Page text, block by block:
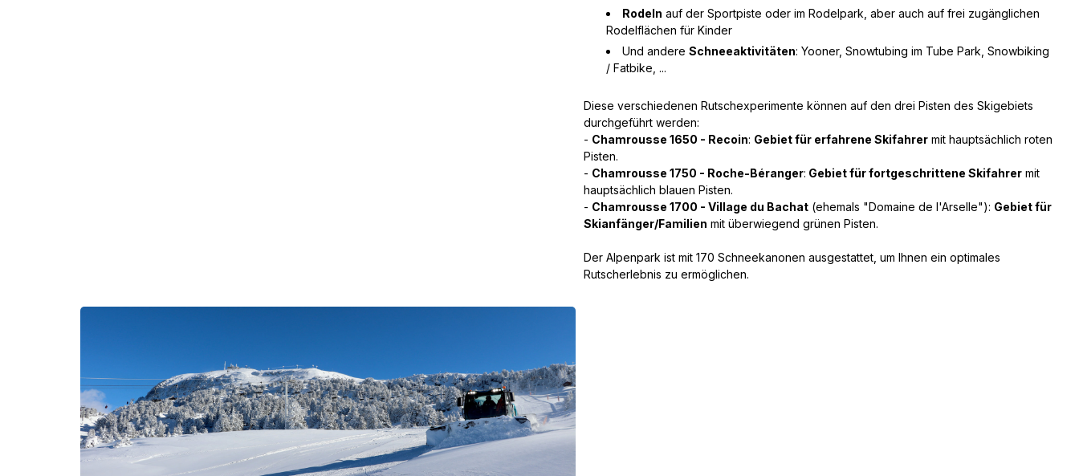
Rodeln auf der Sportpiste oder im Rodelpark, aber auch auf frei zugänglichen
Rodelflächen für Kinder
Und andere Schneeaktivitäten: Yooner, Snowtubing im Tube Park, Snowbiking
/ Fatbike, ...
Diese verschiedenen Rutschexperimente können auf den drei Pisten des Skigebiets
durchgeführt werden:
- Chamrousse 1650 - Recoin: Gebiet für erfahrene Skifahrermit hauptsächlich roten
Pisten.
- Chamrousse 1750 - Roche-Béranger: Gebiet für fortgeschrittene Skifahrermit
hauptsächlich blauen Pisten.
- Chamrousse 1700 - Village du Bachat(ehemals "Domaine de l'Arselle"): Gebiet für
Skianfänger/Familien mit überwiegend grünen Pisten.
Der Alpenpark ist mit 170 Schneekanonen ausgestattet, um Ihnen ein optimales
Rutscherlebnis zu ermöglichen.